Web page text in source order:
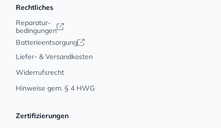
Rechtliches
Reparatur-
bedingungen
Batterieentsorgung
Liefer- & Versandkosten
Widerrufsrecht
Hinweise gem. § 4 HWG
Zertifizierungen